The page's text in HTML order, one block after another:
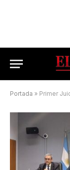
Portada » Primer Juicio